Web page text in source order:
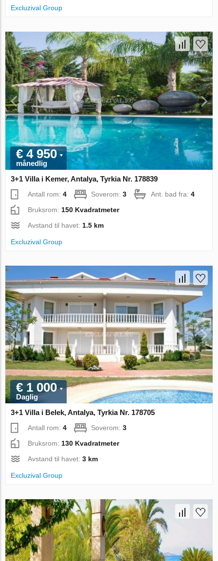
Excluzival Group
€ 4 950
månedlig
3+1 Villa i Kemer, Antalya, Tyrkia Nr. 178839
Antall rom:4 Soverom:3 Ant. bad fra:4
Bruksrom: 150 Kvadratmeter
Avstand til havet: 1.5 km
Excluzival Group
€ 1 000
Daglig
3+1 Villa i Belek, Antalya, Tyrkia Nr. 178705
Antall rom:4 Soverom:3
Bruksrom:130 Kvadratmeter
Avstand til havet:3 km
Excluzival Group